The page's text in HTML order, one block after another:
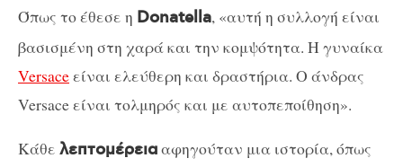
Όπως το έθεσε η Donatella, «αυτή η συλλογή είναι
βασισμένη στη χαρά και την κομψότητα. Η γυναίκα
Versaceείναι ελεύθερη και δραστήρια. Ο άνδρας
Versace είναι τολμηρός και με αυτοπεποίθηση».
Κάθε λεπτομέρειααφηγούταν μια ιστορία, όπως